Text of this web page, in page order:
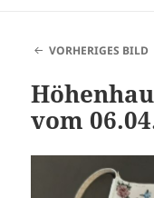
VORHERIGES BILD
vom